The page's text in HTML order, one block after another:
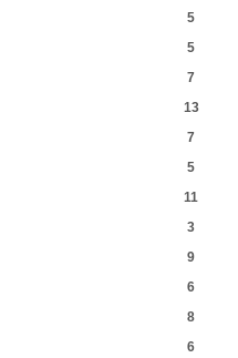
5
5
7
13
7
5
11
3
9
6
8
6